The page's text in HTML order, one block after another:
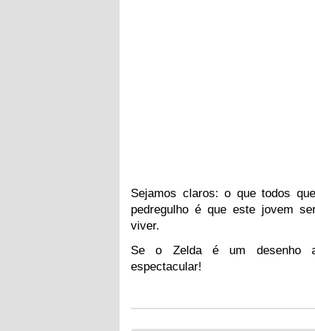
Sejamos claros: o que todos
pedregulho é que este jovem
viver.
Se o Zelda é um desenho
espectacular!